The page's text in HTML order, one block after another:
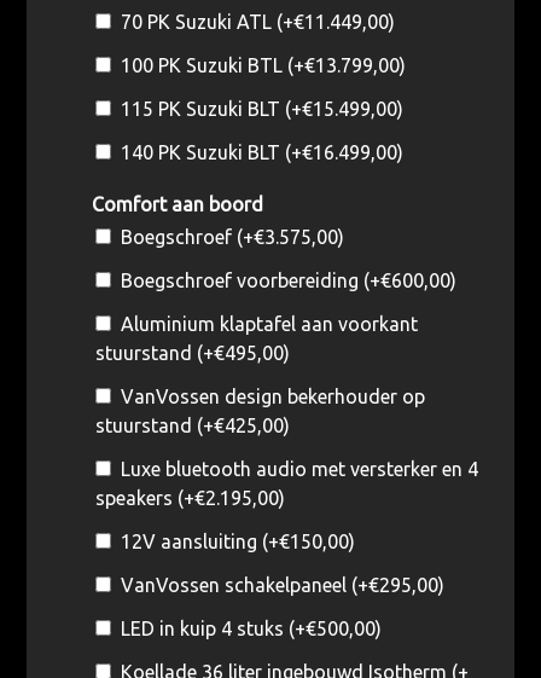
70 PK Suzuki ATL (+€11.449,00)
100 PK Suzuki BTL (+€13.799,00)
115 PK Suzuki BLT (+€15.499,00)
140 PK Suzuki BLT (+€16.499,00)
Comfort aan boord
Boegschroef (+€3.575,00)
Boegschroef voorbereiding (+€600,00)
Aluminium klaptafel aan voorkant
stuurstand (+€495,00)
VanVossen design bekerhouder op
stuurstand (+€425,00)
Luxe bluetooth audio met versterker en 4
speakers (+€2.195,00)
12V aansluiting (+€150,00)
VanVossen schakelpaneel (+€295,00)
LED in kuip 4 stuks (+€500,00)
Koellade 36 liter ingebouwd Isotherm (+